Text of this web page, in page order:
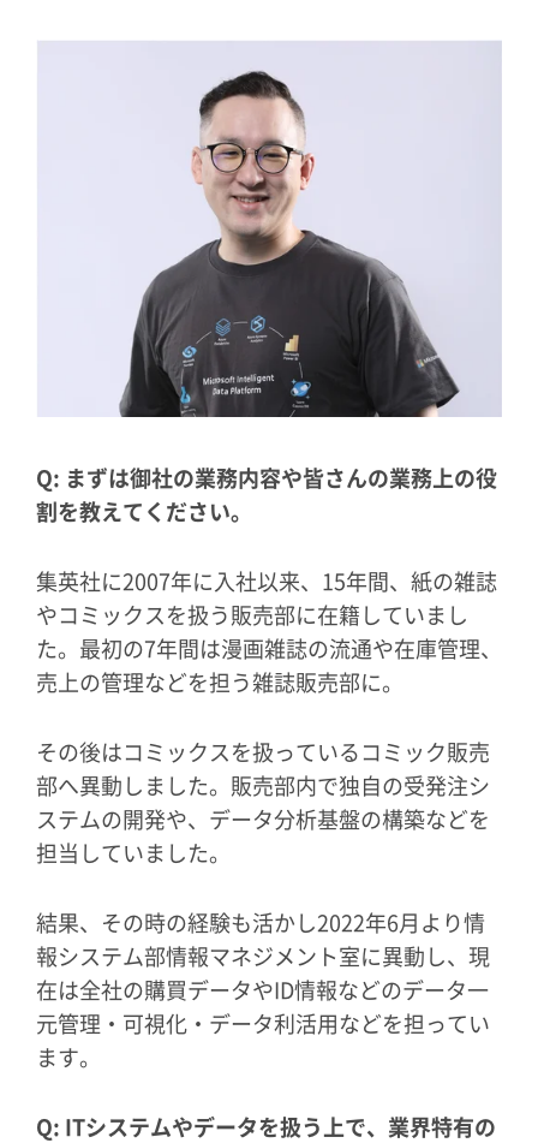
Q: まずは御社の業務内容や皆さんの業務上の役
割を教えてください。
集英社に2007年に入社以来、15年間、紙の雑誌
やコミックスを扱う販売部に在籍していまし
た。最初の7年間は漫画雑誌の流通や在庫管理、
売上の管理などを担う雑誌販売部に。
その後はコミックスを扱っているコミック販売
部へ異動しました。販売部内で独自の受発注シ
ステムの開発や、データ分析基盤の構築などを
担当していました。
結果、その時の経験も活かし2022年6月より情
報システム部情報マネジメント室に異動し、現
在は全社の購買データやID情報などのデータ一
元管理・可視化・データ利活用などを担ってい
ます。
Q: ITシステムやデータを扱う上で、業界特有の